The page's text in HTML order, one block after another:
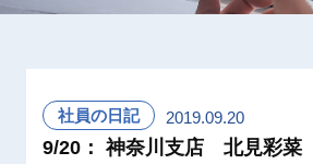
社員の日記 2019.09.20
9/20： 神奈川支店 北見彩菜